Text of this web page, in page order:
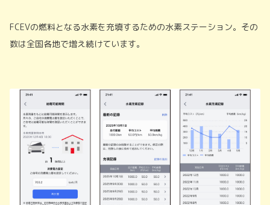
FCEVの燃料となる水素を充填するための水素ステーション。その
数は全国各地で増え続けています。